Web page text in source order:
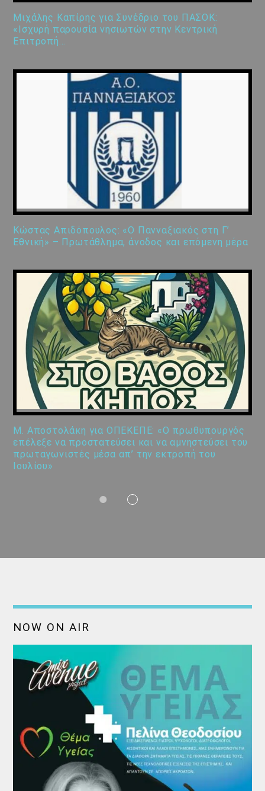
Μιχάλης Καπίρης για Συνέδριο του ΠΑΣΟΚ:
«Ισχυρή παρουσία νησιωτών στην Κεντρική
Επιτροπή…
Κώστας Απιδόπουλος: «Ο Πανναξιακός στη Γ’
Εθνική» – Πρωτάθλημα, άνοδος και επόμενη μέρα
Μ. Αποστολάκη για ΟΠΕΚΕΠΕ: «Ο πρωθυπουργός
επέλεξε να προστατεύσει και να αμνηστεύσει του
πρωταγωνιστές μέσα απ’ την εκτροπή του
Ιουλίου»
NOW ON AIR